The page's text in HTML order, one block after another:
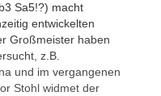
Sa5!?) macht
entwickelten
Großmeister haben
z.B.
und im vergangenen
Stohl widmet der